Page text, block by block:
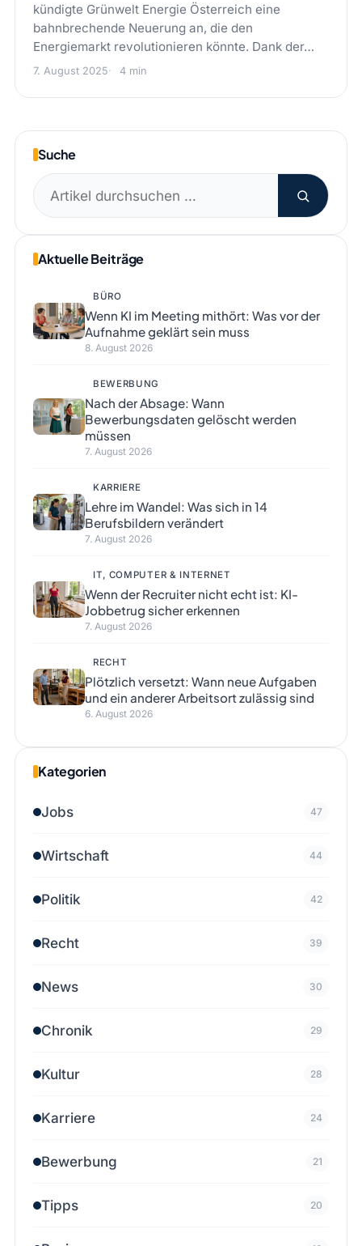
kündigte Grünwelt Energie Österreich eine
bahnbrechende Neuerung an, die den
Energiemarkt revolutionieren könnte. Dank der…
7. August 2025 4 min
Suche
Suchen
nach:
Aktuelle Beiträge
BÜRO
Wenn KI im Meeting mithört: Was vor der
Aufnahme geklärt sein muss
8. August 2026
BEWERBUNG
Nach der Absage: Wann
Bewerbungsdaten gelöscht werden
müssen
7. August 2026
KARRIERE
Lehre im Wandel: Was sich in 14
Berufsbildern verändert
7. August 2026
IT, COMPUTER & INTERNET
Wenn der Recruiter nicht echt ist: KI-
Jobbetrug sicher erkennen
7. August 2026
RECHT
Plötzlich versetzt: Wann neue Aufgaben
und ein anderer Arbeitsort zulässig sind
6. August 2026
Kategorien
Jobs 47
Wirtschaft 44
Politik 42
Recht 39
News 30
Chronik 29
Kultur 28
Karriere 24
Bewerbung 21
Tipps 20